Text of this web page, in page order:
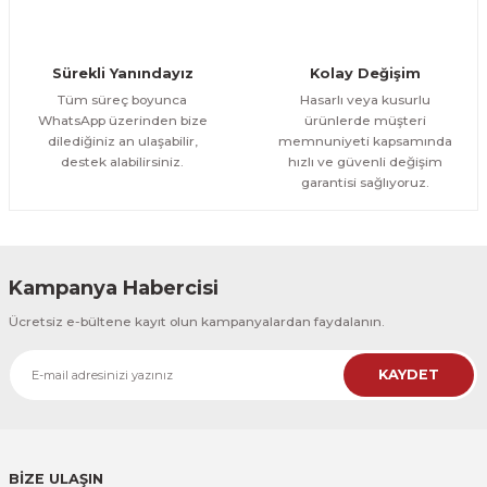
300,00 TL %25
CeSht
CeSht
Pembe Fonlu Good Things Are Coming Yazılı Tek Parça Ahşap Çerçeveli
500,00 TL
Sürekli Yanındayız
Tüm süreç boyunca
WhatsApp üzerinden bize
dilediğiniz an ulaşabilir,
destek alabilirsiniz.
Kolay Değişim
Hasarlı veya kusurlu
ürünlerde müşteri
memnuniyeti kapsamında
hızlı ve güvenli değişim
garantisi sağlıyoruz.
Kampanya Habercisi
Ücretsiz e-bültene kayıt olun kampanyalardan faydalanın.
KAYDET
BİZE ULAŞIN